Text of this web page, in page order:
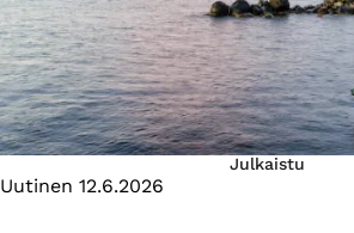
Julkaistu
Uutinen 12.6.2026